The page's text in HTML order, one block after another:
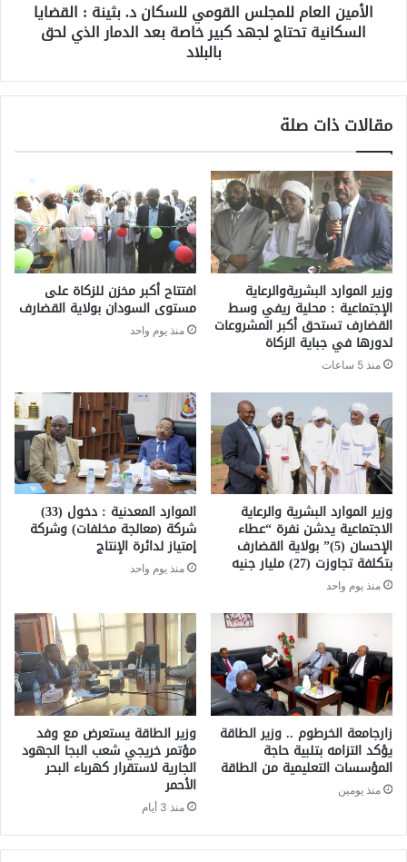
الأمين العام للمجلس القومي للسكان د. بثينة : القضايا
السكانية تحتاج لجهد كبير خاصة بعد الدمار الذي لحق
بالبلاد
مقالات ذات صلة
وزير الموارد البشريةوالرعاية
الإجتماعية : محلية ريفي وسط
القضارف تستحق أكبر المشروعات
لدورها في جباية الزكاة
منذ 5 ساعات
افتتاح أكبر مخزن للزكاة على
مستوى السودان بولاية القضارف
منذ يوم واحد
وزير الموارد البشرية والرعاية
الاجتماعية يدشن نفرة “عطاء
الإحسان (5)” بولاية القضارف
بتكلفة تجاوزت (27) مليار جنيه
منذ يوم واحد
الموارد المعدنية : دخول (33)
شركة (معالجة مخلفات) وشركة
إمتياز لدائرة الإنتاج
منذ يوم واحد
زارجامعة الخرطوم .. وزير الطاقة
يؤكد التزامه بتلبية حاجة
المؤسسات التعليمية من الطاقة
منذ يومين
وزير الطاقة يستعرض مع وفد
مؤتمر خريجي شعب البجا الجهود
الجارية لاستقرار كهرباء البحر
الأحمر
منذ 3 أيام